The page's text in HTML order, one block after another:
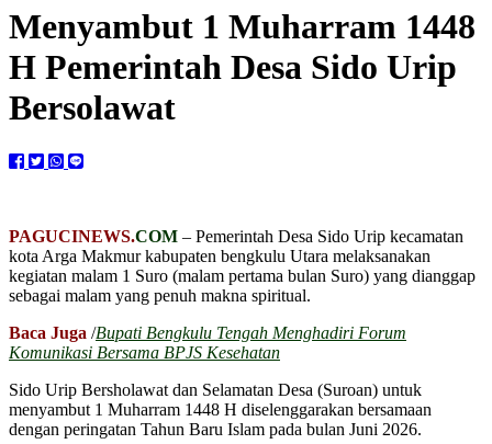
Menyambut 1 Muharram 1448
H Pemerintah Desa Sido Urip
Bersolawat
PAGUCINEWS.COM – Pemerintah Desa Sido Urip kecamatan
kota Arga Makmur kabupaten bengkulu Utara melaksanakan
kegiatan malam 1 Suro (malam pertama bulan Suro) yang dianggap
sebagai malam yang penuh makna spiritual.
Baca Juga /Bupati Bengkulu Tengah Menghadiri Forum
Komunikasi Bersama BPJS Kesehatan
Sido Urip Bersholawat dan Selamatan Desa (Suroan) untuk
menyambut 1 Muharram 1448 H diselenggarakan bersamaan
dengan peringatan Tahun Baru Islam pada bulan Juni 2026.